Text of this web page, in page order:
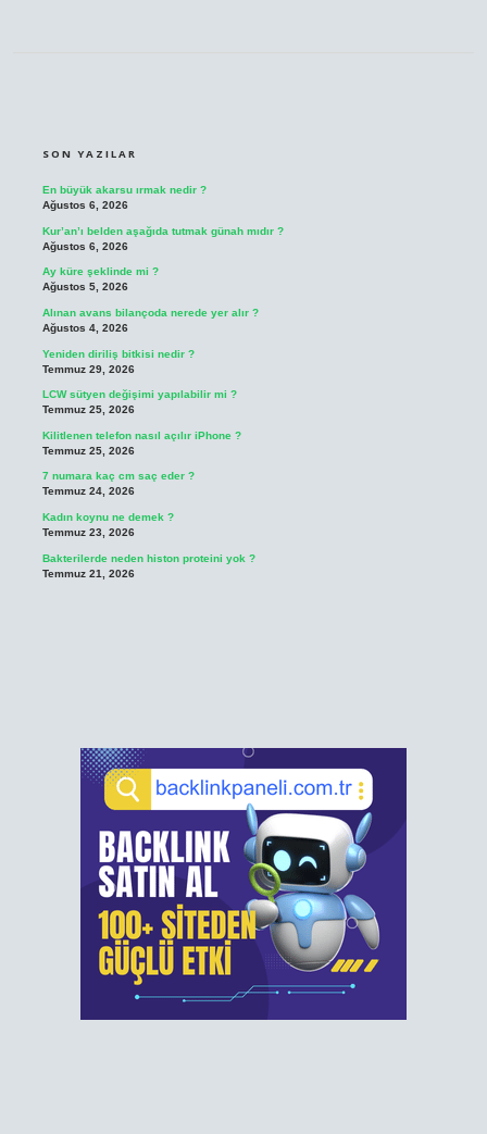
SON YAZILAR
En büyük akarsu ırmak nedir ?
Ağustos 6, 2026
Kur’an’ı belden aşağıda tutmak günah mıdır ?
Ağustos 6, 2026
Ay küre şeklinde mi ?
Ağustos 5, 2026
Alınan avans bilançoda nerede yer alır ?
Ağustos 4, 2026
Yeniden diriliş bitkisi nedir ?
Temmuz 29, 2026
LCW sütyen değişimi yapılabilir mi ?
Temmuz 25, 2026
Kilitlenen telefon nasıl açılır iPhone ?
Temmuz 25, 2026
7 numara kaç cm saç eder ?
Temmuz 24, 2026
Kadın koynu ne demek ?
Temmuz 23, 2026
Bakterilerde neden histon proteini yok ?
Temmuz 21, 2026